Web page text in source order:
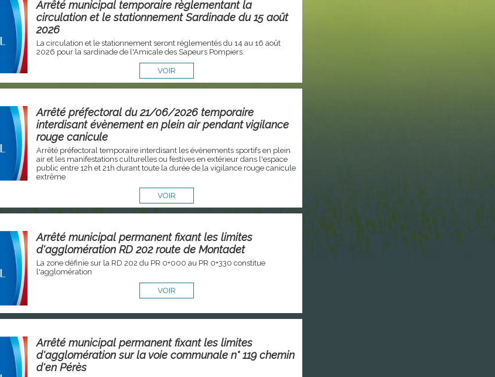
Arrêté municipal temporaire règlementant la
circulation et le stationnement Sardinade du 15 août
2026
La circulation et le stationnement seront réglementés du 14 au 16 août
2026 pour la sardinade de l'Amicale des Sapeurs Pompiers.
VOIR
Arrêté préfectoral du 21/06/2026 temporaire
interdisant évènement en plein air pendant vigilance
rouge canicule
Arrêté préfectoral temporaire interdisant les évènements sportifs en plein
air et les manifestations culturelles ou festives en extérieur dans l'espace
public entre 12h et 21h durant toute la durée de la vigilance rouge canicule
extrême
VOIR
Arrêté municipal permanent fixant les limites
d'agglomération RD 202 route de Montadet
La zone définie sur la RD 202 du PR 0+000 au PR 0+330 constitue
l'agglomération
VOIR
Arrêté municipal permanent fixant les limites
d'agglomération sur la voie communale n° 119 chemin
d'en Pérès